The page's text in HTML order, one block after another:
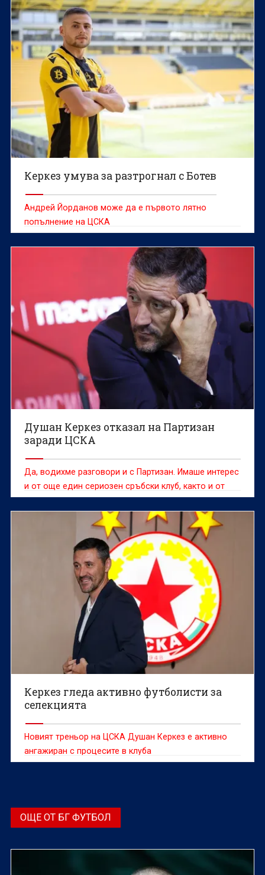
Керкез умува за разтрогнал с Ботев
Андрей Йорданов може да е първото лятно
попълнение на ЦСКА
Душан Керкез отказал на Партизан
заради ЦСКА
Да, водихме разговори и с Партизан. Имаше интерес
и от още един сериозен сръбски клуб, както и от
два отбора в Полша.
Керкез гледа активно футболисти за
селекцията
Новият треньор на ЦСКА Душан Керкез е активно
ангажиран с процесите в клубa
ОЩЕ ОТ БГ ФУТБОЛ